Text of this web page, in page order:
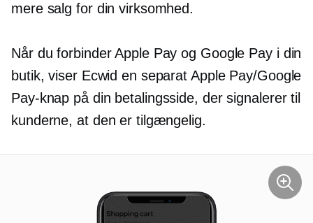
mere salg for din virksomhed.
Når du forbinder Apple Pay og Google Pay i din
butik, viser Ecwid en separat Apple Pay/Google
Pay-knap på din betalingsside, der signalerer til
kunderne, at den er tilgængelig.